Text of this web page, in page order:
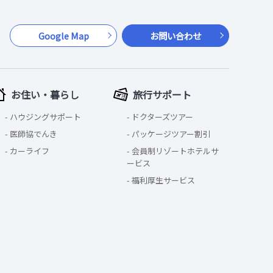
Google Map お問い合わせ
お住い・暮らし
ハウジングサポート
医師協でんき
カーライフ
旅行サポート
ドクターズツアー
パッケージツアー割引
会員制リゾートホテルサ
ービス
福利厚生サービス